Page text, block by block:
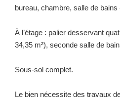
bureau, chambre, salle de bains
À l’étage : palier desservant
34,35 m²), seconde salle de
Sous-sol complet.
Le bien nécessite des travaux